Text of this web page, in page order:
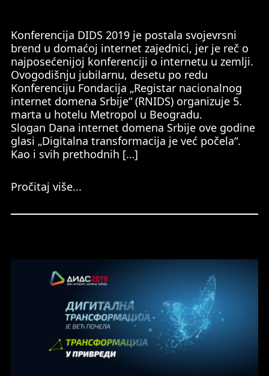
Konferencija DIDS 2019 je postala svojevrsni
brend u domaćoj internet zajednici, jer je reč o
najposećenijoj konferenciji o internetu u zemlji.
Ovogodišnju jubilarnu, desetu po redu
Konferenciju Fondacija „Registar nacionalnog
internet domena Srbije“ (RNIDS) organizuje 5.
marta u hotelu Metropol u Beogradu.
Slogan Dana internet domena Srbije ove godine
glasi „Digitalna transformacija je već počela“.
Kao i svih prethodnih […]
Pročitaj više...